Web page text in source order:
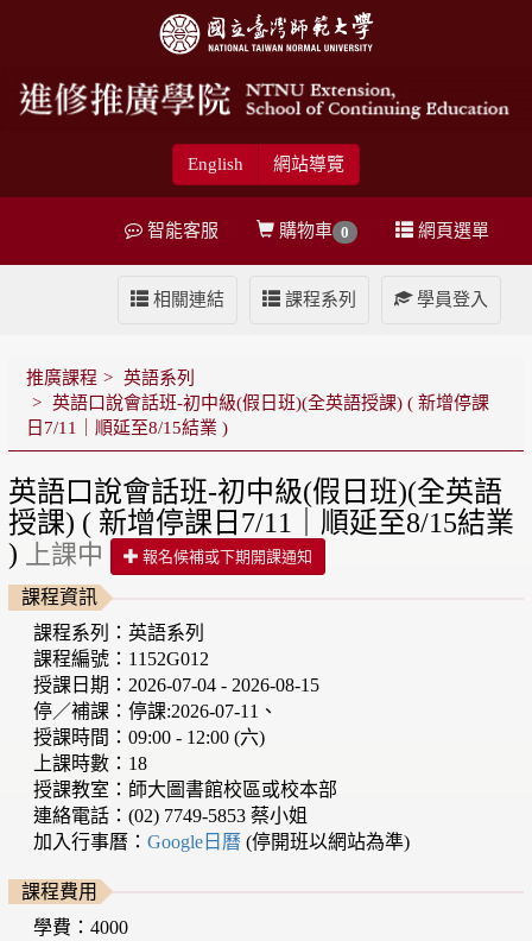
English 網站導覽
網頁選單
購物車 0
智能客服
學員登入
課程系列
相關連結
推廣課程
英語系列
英語口說會話班-初中級(假日班)(全英語授課) ( 新增停課
日7/11｜順延至8/15結業 )
英語口說會話班-初中級(假日班)(全英語
授課) ( 新增停課日7/11｜順延至8/15結業
)
上課中 報名候補或下期開課通知
課程資訊
課程系列：英語系列
課程編號：1152G012
授課日期：2026-07-04 - 2026-08-15
停／補課：停課:2026-07-11、
授課時間：09:00 - 12:00 (六)
上課時數：18
授課教室：師大圖書館校區或校本部
連絡電話：(02) 7749-5853 蔡小姐
加入行事曆：Google日曆(停開班以網站為準)
課程費用
學費：4000